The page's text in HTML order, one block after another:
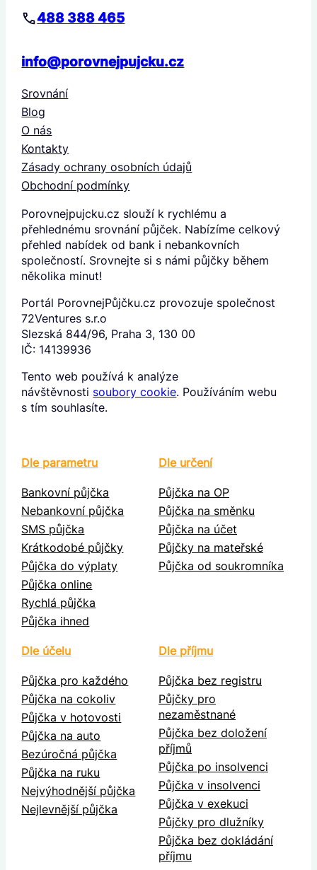
488 388 465
info@porovnejpujcku.cz
Srovnání
Blog
O nás
Kontakty
Zásady ochrany osobních údajů
Obchodní podmínky
Porovnejpujcku.cz slouží k rychlému a
přehlednému srovnání půjček. Nabízíme celkový
přehled nabídek od bank i nebankovních
společností. Srovnejte si s námi půjčky během
několika minut!
Portál PorovnejPůjčku.cz provozuje společnost
72Ventures s.r.o
Slezská 844/96, Praha 3, 130 00
IČ: 14139936
Tento web používá k analýze
návštěvnosti soubory cookie. Používáním webu
s tím souhlasíte.
Dle parametru
Bankovní půjčka
Nebankovní půjčka
SMS půjčka
Krátkodobé půjčky
Půjčka do výplaty
Půjčka online
Rychlá půjčka
Půjčka ihned
Dle určení
Půjčka na OP
Půjčka na směnku
Půjčka na účet
Půjčky na mateřské
Půjčka od soukromníka
Dle účelu
Půjčka pro každého
Půjčka na cokoliv
Půjčka v hotovosti
Půjčka na auto
Bezúročná půjčka
Půjčka na ruku
Nejvýhodnější půjčka
Nejlevnější půjčka
Dle příjmu
Půjčka bez registru
Půjčky pro
nezaměstnané
Půjčka bez doložení
příjmů
Půjčka po insolvenci
Půjčka v insolvenci
Půjčka v exekuci
Půjčky pro dlužníky
Půjčka bez dokládání
příjmu